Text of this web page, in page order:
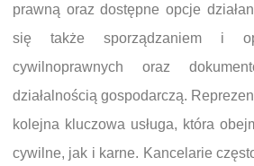
prawną oraz dostępne opcje
się także sporządzaniem i
cywilnoprawnych oraz
działalnością gospodarczą.
kolejna kluczowa usługa, która
cywilne, jak i karne. Kancelarie